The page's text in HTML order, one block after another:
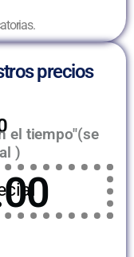
precios
el tiempo"(se
)